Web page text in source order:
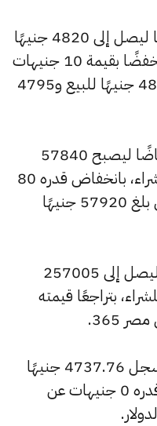
كما سجل سعر عيار 14 انخفاضًا ليصل إلى 4820 جنيهًا
للبيع و4785 جنيهًا للشراء، منخفضًا بقيمة 10 جنيهات
عن السعر السابق الذي كان 4825 جنيهًا للبيع و4795
وشهد سعر الجنيه الذهب انخفاضًا ليصبح 57840
جنيهًا للبيع و57440 جنيهًا للشراء، بانخفاض قدره 80
جنيهات عن السعر السابق الذي بلغ 57920 جنيهًا
وانخفض سعر الأونصة بالجنيه ليصل إلى 257005
جنيهًا للشراء، بتراجعًا قيمته
وتراجع سعر الأونصة بالدولار ليسجل 4737.76 جنيهًا
للبيع و0 جنيهًا للشراء، بتراجع قدره 0 جنيهات عن